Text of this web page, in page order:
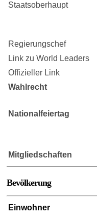
Staatsoberhaupt
Regierungschef
Link zu World Leaders
Offizieller Link
Wahlrecht
Nationalfeiertag
Mitgliedschaften
Bevölkerung
Einwohner